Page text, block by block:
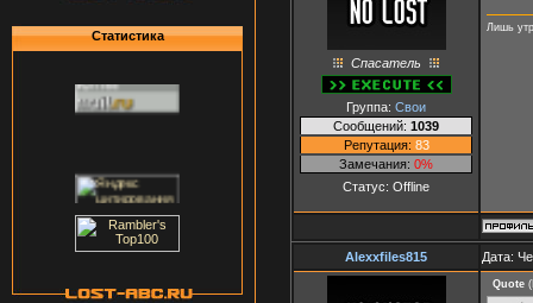
Статистика
Спасатель
Группа: Свои
Сообщений: 1039
Репутация: 83
Замечания: 0%
Статус: Offline
Лишь
Alexxfiles815 Дата:
Quote (